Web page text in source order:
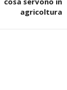
agricoltura